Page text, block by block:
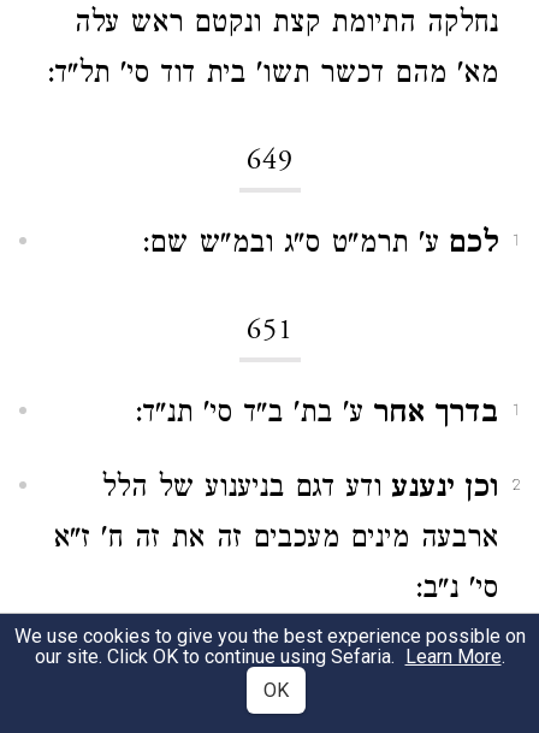
נחלקה התיומת קצת ונקטם ראש עלה
מא' מהם דכשר תשו' בית דוד סי' תל"ד:
649
1 לכם ע' תרמ"ט ס"ג ובמ"ש שם:
651
1 בדרך אחר ע' בת' ב"ד סי' תנ"ד:
2 וכן ינענע ודע דגם בניענוע של הלל
ארבעה מינים מעכבים זה את זה ח' ז"א
סי' נ"ב:
658
We use cookies to give you the best experience possible on
our site. Click OK to continue using Sefaria. Learn More.
OK